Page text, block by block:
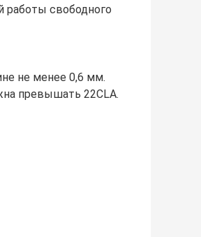
работы свободного
не менее 0,6 мм.
превышать 22CLA.